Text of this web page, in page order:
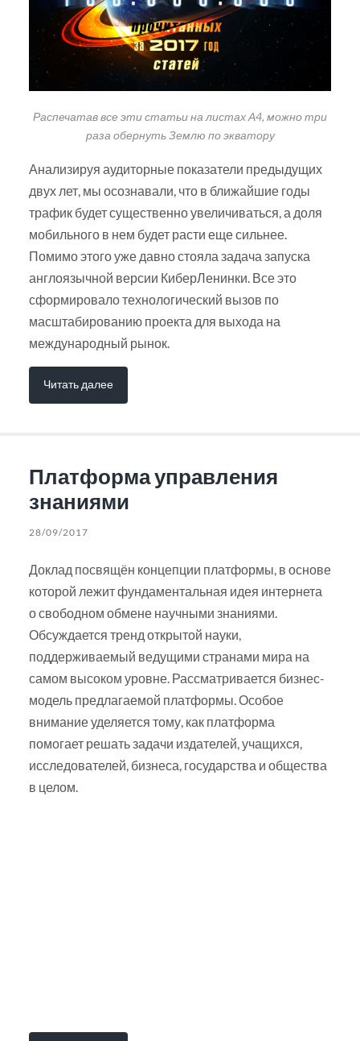
Распечатав все эти статьи на листах А4, можно три
раза обернуть Землю по экватору
Анализируя аудиторные показатели предыдущих
двух лет, мы осознавали, что в ближайшие годы
трафик будет существенно увеличиваться, а доля
мобильного в нем будет расти еще сильнее.
Помимо этого уже давно стояла задача запуска
англоязычной версии КиберЛенинки. Все это
сформировало технологический вызов по
масштабированию проекта для выхода на
международный рынок.
Читать далее
Платформа управления
знаниями
28/09/2017
Доклад посвящён концепции платформы, в основе
которой лежит фундаментальная идея интернета
о свободном обмене научными знаниями.
Обсуждается тренд открытой науки,
поддерживаемый ведущими странами мира на
самом высоком уровне. Рассматривается бизнес-
модель предлагаемой платформы. Особое
внимание уделяется тому, как платформа
помогает решать задачи издателей, учащихся,
исследователей, бизнеса, государства и общества
в целом.